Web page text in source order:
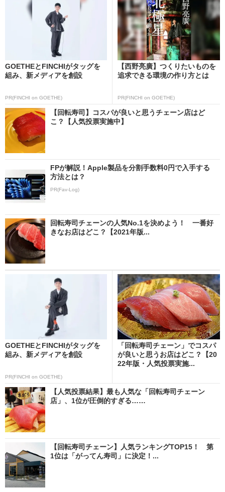
GOETHEとFINCHIがタッグを
組み、新メディアを創設
PR(FINCHI on GOETHE)
【西野亮廣】つくりたいものを
追求できる環境の作り方とは
PR(FINCHI on GOETHE)
【回転寿司】コスパが良いと思うチェーン店はど
こ？【人気投票実施中】
FPが解説！Apple製品を分割手数料0円で入手する
方法とは？
PR(Fav-Log)
回転寿司チェーンの人気No.1を決めよう！ 一番好
きなお店はどこ？【2021年版...
GOETHEとFINCHIがタッグを
組み、新メディアを創設
PR(FINCHI on GOETHE)
「回転寿司チェーン」でコスパ
が良いと思うお店はどこ？【20
22年版・人気投票実施...
【人気投票結果】最も人気な「回転寿司チェーン
店」、1位が圧倒的すぎる……
【回転寿司チェーン】人気ランキングTOP15！ 第
1位は「がってん寿司」に決定！...